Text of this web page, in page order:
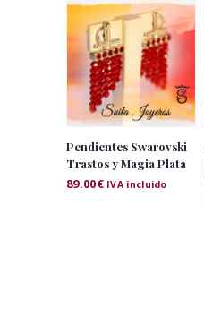
Pendientes Swarovski
Trastos y Magia Plata
89.00€ IVA incluido